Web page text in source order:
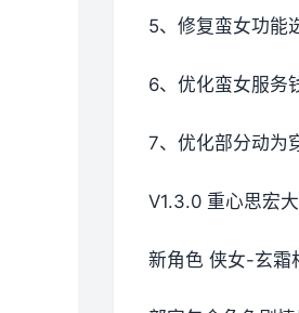
5、修复蛮女功能
6、优化蛮女服务
7、优化部分动为
V1.3.0 重心思宏
新角色 侠女-玄霜